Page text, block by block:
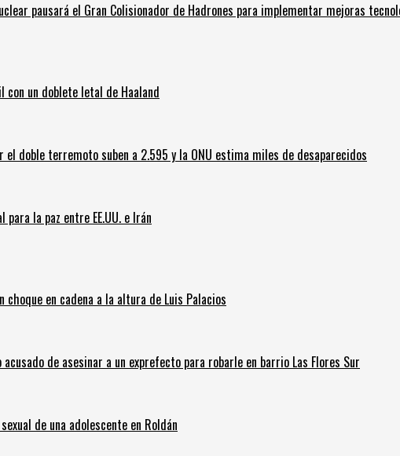
pausará el Gran Colisionador de Hadrones para implementar mejoras
un doblete letal de Haaland
el doble terremoto suben a 2.595 y la ONU estima miles de desaparecidos
la paz entre EE.UU. e Irán
en cadena a la altura de Luis Palacios
de asesinar a un exprefecto para robarle en barrio Las Flores Sur
de una adolescente en Roldán